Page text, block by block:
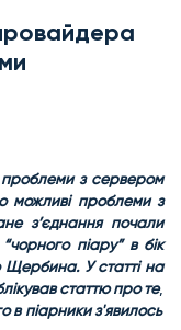
проблеми з сервером
можливі проблеми з
з’єднання почали
піару” в бік
Щербина. У статті на
статтю про те,
в піарники з'явилось